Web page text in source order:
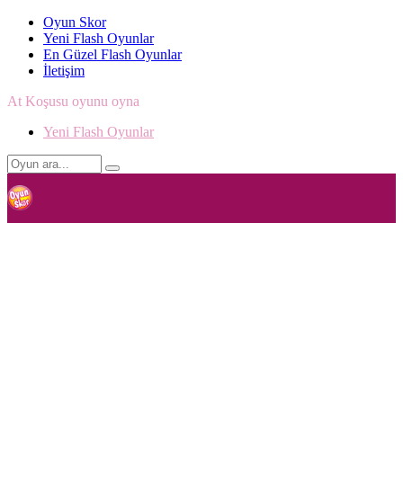
Oyun Skor
Yeni Flash Oyunlar
En Güzel Flash Oyunlar
İletişim
At Koşusu oyunu oyna
Yeni Flash Oyunlar